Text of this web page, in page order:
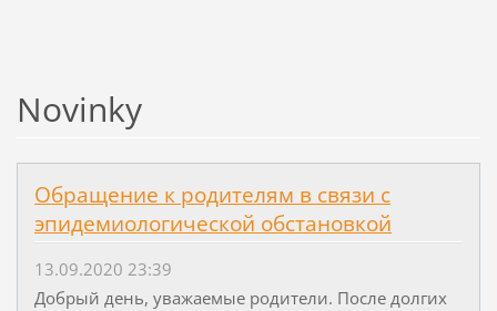
Novinky
Обращение к родителям в связи с
эпидемиологической обстановкой
13.09.2020 23:39
Добрый день, уважаемые родители. После долгих